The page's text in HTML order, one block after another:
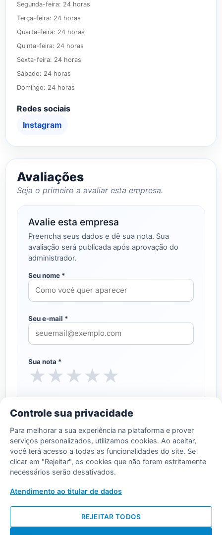
Segunda-feira: 24 horas
Terça-feira: 24 horas
Quarta-feira: 24 horas
Quinta-feira: 24 horas
Sexta-feira: 24 horas
Sábado: 24 horas
Domingo: 24 horas
Redes sociais
Instagram
Avaliações
Seja o primeiro a avaliar esta empresa.
Avalie esta empresa
Preencha seus dados e dê sua nota. Sua
avaliação será publicada após aprovação do
administrador.
Seu nome *
Seu e-mail *
Sua nota *
★ ★★ ★★
Controle sua privacidade
Para melhorar a sua experiência na plataforma e prover
serviços personalizados, utilizamos cookies. Ao aceitar,
você terá acesso a todas as funcionalidades do site. Se
clicar em "Rejeitar", os cookies que não forem estritamente
necessários serão desativados.
Atendimento ao titular de dados
REJEITAR TODOS